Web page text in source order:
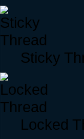
Sticky
Locked